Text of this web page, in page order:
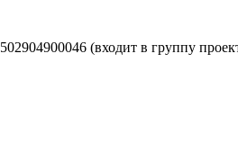
(входит в группу